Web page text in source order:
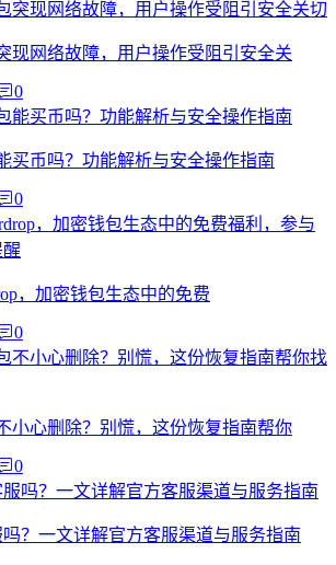
现网络故障，用户操作受阻引安全关
0
买币吗？功能解析与安全操作指南
0
，加密钱包生态中的免费
0
小心删除？别慌，这份恢复指南帮你
0
？一文详解官方客服渠道与服务指南